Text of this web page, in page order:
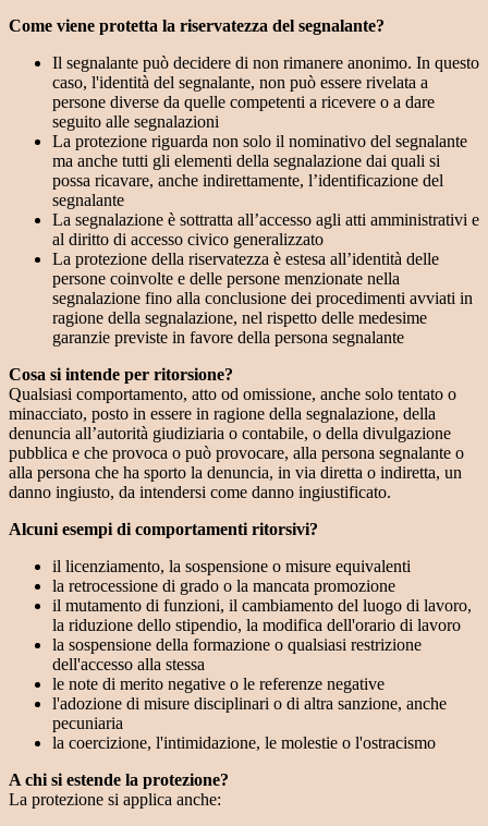
Come viene protetta la riservatezza del segnalante?
Il segnalante può decidere di non rimanere anonimo. In questo
caso, l'identità del segnalante, non può essere rivelata a
persone diverse da quelle competenti a ricevere o a dare
seguito alle segnalazioni
La protezione riguarda non solo il nominativo del segnalante
ma anche tutti gli elementi della segnalazione dai quali si
possa ricavare, anche indirettamente, l’identificazione del
segnalante
La segnalazione è sottratta all’accesso agli atti amministrativi e
al diritto di accesso civico generalizzato
La protezione della riservatezza è estesa all’identità delle
persone coinvolte e delle persone menzionate nella
segnalazione fino alla conclusione dei procedimenti avviati in
ragione della segnalazione, nel rispetto delle medesime
garanzie previste in favore della persona segnalante
Cosa si intende per ritorsione?
Qualsiasi comportamento, atto od omissione, anche solo tentato o
minacciato, posto in essere in ragione della segnalazione, della
denuncia all’autorità giudiziaria o contabile, o della divulgazione
pubblica e che provoca o può provocare, alla persona segnalante o
alla persona che ha sporto la denuncia, in via diretta o indiretta, un
danno ingiusto, da intendersi come danno ingiustificato.
Alcuni esempi di comportamenti ritorsivi?
il licenziamento, la sospensione o misure equivalenti
la retrocessione di grado o la mancata promozione
il mutamento di funzioni, il cambiamento del luogo di lavoro,
la riduzione dello stipendio, la modifica dell'orario di lavoro
la sospensione della formazione o qualsiasi restrizione
dell'accesso alla stessa
le note di merito negative o le referenze negative
l'adozione di misure disciplinari o di altra sanzione, anche
pecuniaria
la coercizione, l'intimidazione, le molestie o l'ostracismo
A chi si estende la protezione?
La protezione si applica anche: